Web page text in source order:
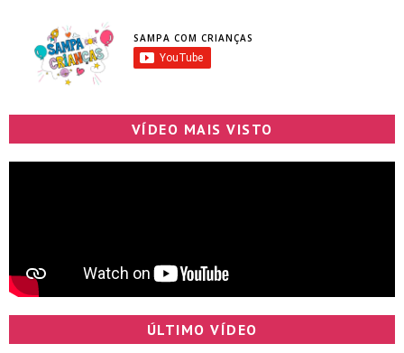
SAMPA COM CRIANÇAS
VÍDEO MAIS VISTO
ÚLTIMO VÍDEO